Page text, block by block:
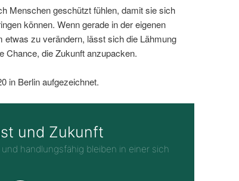
Menschen geschützt fühlen, damit sie sich
können. Wenn gerade in der eigenen
etwas zu verändern, lässt sich die Lähmung
Chance, die Zukunft anzupacken.
in Berlin aufgezeichnet.